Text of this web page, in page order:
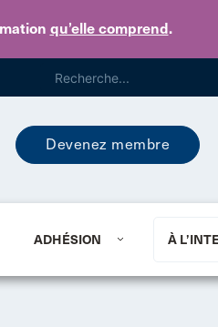
qu’elle comprend.
Devenez membre
ADHÉSION À